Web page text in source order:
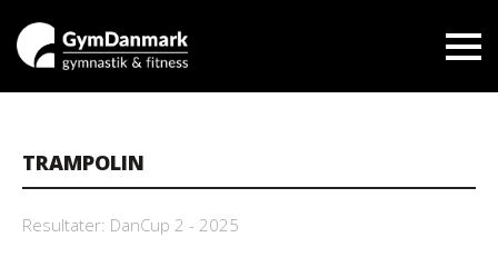
TRAMPOLIN
Resultater: DanCup 2 - 2025